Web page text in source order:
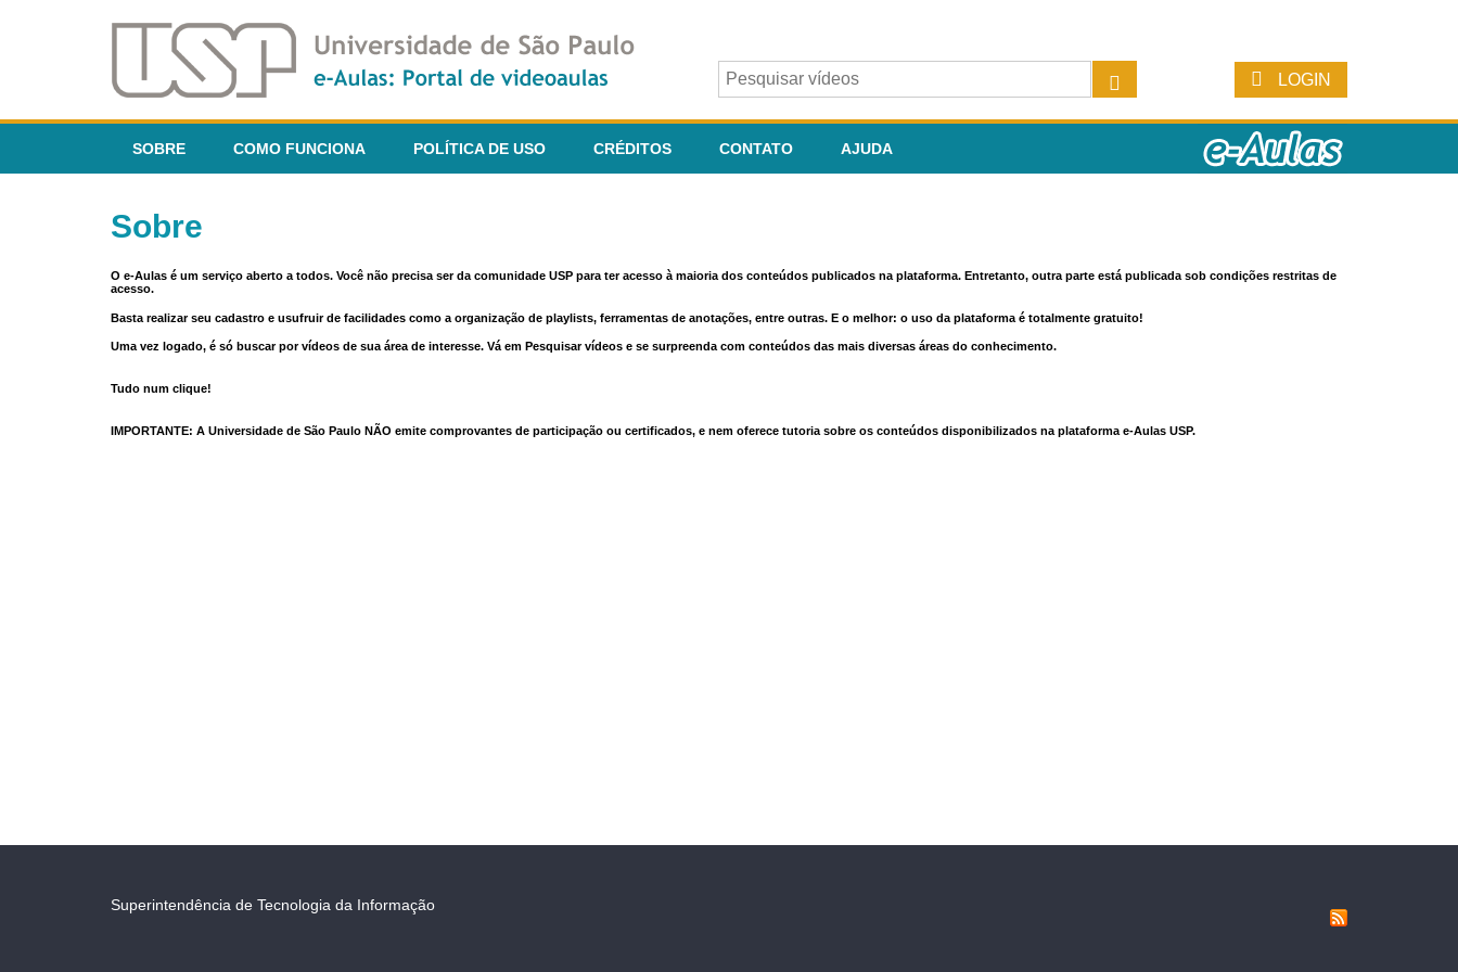
LOGIN
SOBRE COMO FUNCIONA POLÍTICA DE USO CRÉDITOS CONTATO AJUDA
Sobre
O e-Aulas é um serviço aberto a todos. Você não precisa ser da comunidade USP para ter acesso à maioria dos conteúdos publicados na plataforma. Entretanto, outra parte está publicada sob condições restritas de
acesso.
Basta realizar seu cadastro e usufruir de facilidades como a organização de playlists, ferramentas de anotações, entre outras. E o melhor: o uso da plataforma é totalmente gratuito!
Uma vez logado, é só buscar por vídeos de sua área de interesse. Vá em Pesquisar vídeos e se surpreenda com conteúdos das mais diversas áreas do conhecimento.
Tudo num clique!
IMPORTANTE: A Universidade de São Paulo NÃO emite comprovantes de participação ou certificados, e nem oferece tutoria sobre os conteúdos disponibilizados na plataforma e-Aulas USP.
Superintendência de Tecnologia da Informação